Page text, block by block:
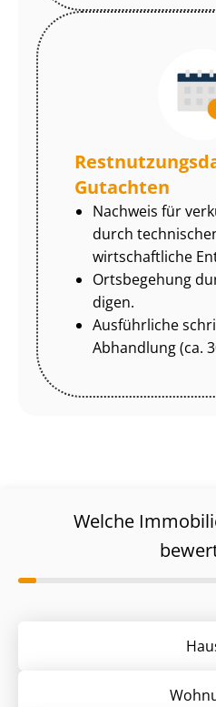
Gutachten
Nachweis für
durch
wirtschaftliche
Ortsbegehung
di­gen.
Ausführliche
Abhandlung (ca.
Welche